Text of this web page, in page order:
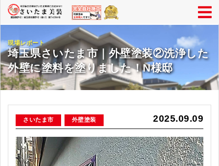
現場レポート
埼玉県さいたま市｜外壁塗装②洗浄した
外壁に塗料を塗りました！N様邸
2025.09.09
さいたま市 外壁塗装